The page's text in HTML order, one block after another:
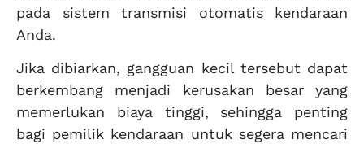
pada sistem transmisi otomatis kendaraan
Anda.
Jika dibiarkan, gangguan kecil tersebut dapat
berkembang menjadi kerusakan besar yang
memerlukan biaya tinggi, sehingga penting
bagi pemilik kendaraan untuk segera mencari